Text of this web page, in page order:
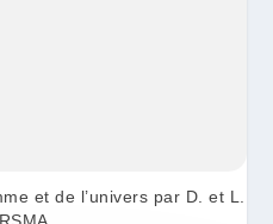
et de l’univers par D. et L.